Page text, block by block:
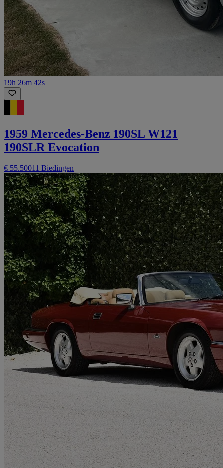
19h 26m 42s
1959 Mercedes-Benz 190SL W121
190SLR Evocation
€ 55.50011 Biedingen